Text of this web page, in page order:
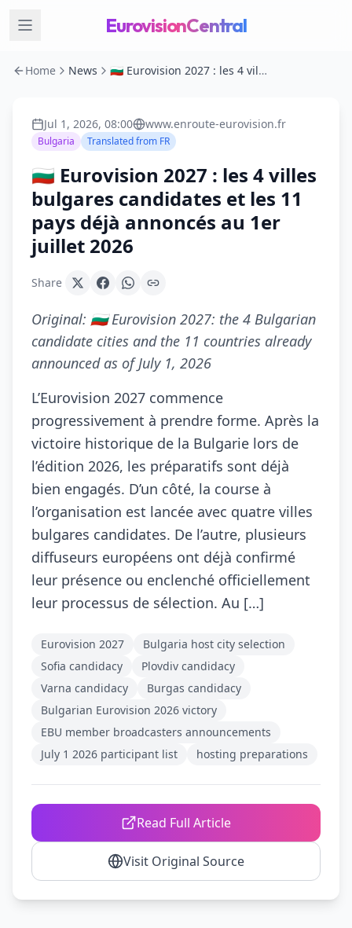
EurovisionCentral
Home News 🇧🇬 Eurovision 2027 : les 4 villes bulgares candidates et les 11 pays déjà annoncés au 1er juillet 2026
Jul 1, 2026, 08:00 www.enroute-eurovision.fr
Bulgaria Translated from FR
🇧🇬 Eurovision 2027 : les 4 villes
bulgares candidates et les 11
pays déjà annoncés au 1er
juillet 2026
Share
Original: 🇧🇬 Eurovision 2027: the 4 Bulgarian
candidate cities and the 11 countries already
announced as of July 1, 2026
L’Eurovision 2027 commence
progressivement à prendre forme. Après la
victoire historique de la Bulgarie lors de
l’édition 2026, les préparatifs sont déjà
bien engagés. D’un côté, la course à
l’organisation est lancée avec quatre villes
bulgares candidates. De l’autre, plusieurs
diffuseurs européens ont déjà confirmé
leur présence ou enclenché officiellement
leur processus de sélection. Au […]
Eurovision 2027
Bulgaria host city selection
Sofia candidacy
Plovdiv candidacy
Varna candidacy
Burgas candidacy
Bulgarian Eurovision 2026 victory
EBU member broadcasters announcements
July 1 2026 participant list
hosting preparations
Read Full Article
Visit Original Source